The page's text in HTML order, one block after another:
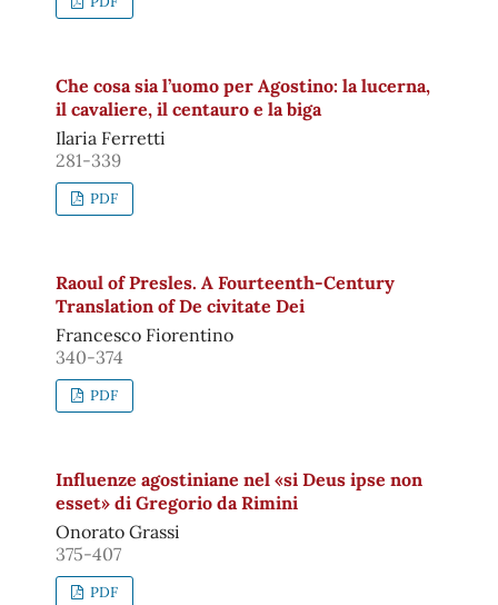
Che cosa sia l’uomo per Agostino: la lucerna,
il cavaliere, il centauro e la biga
Ilaria Ferretti
281-339
PDF
Raoul of Presles. A Fourteenth-Century
Translation of De civitate Dei
Francesco Fiorentino
340-374
PDF
Influenze agostiniane nel «si Deus ipse non
esset» di Gregorio da Rimini
Onorato Grassi
375-407
PDF